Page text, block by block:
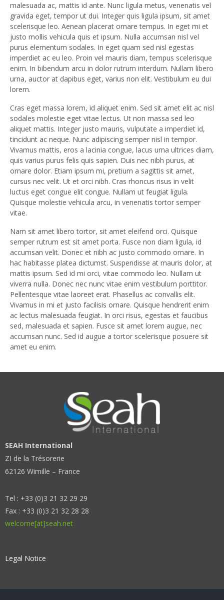
malesuada ac, mattis id ante. Nunc ligula metus, venenatis vel
gravida eget, tempor ut dui. Integer quis ligula ipsum, sit amet
scelerisque leo. Aenean placerat ornare tempus. In eget mi et
justo mollis vehicula quis et ipsum. Nulla accumsan nisl vel
purus elementum sodales. In eget quam sed nisl egestas
imperdiet ac eu leo. Proin vel mauris diam, tempus scelerisque
enim. In bibendum arcu in dolor rutrum interdum. Nullam libero
urna, auctor at dapibus eget, varius non elit. Vestibulum eu dui
lorem.
Cras eget massa lorem, id aliquet enim. Sed sit amet elit ac nisl
sodales molestie eget vitae lectus. Ut non massa sed leo
aliquet mattis. Integer justo mauris, vulputate a imperdiet id,
tincidunt ac neque. Nunc adipiscing semper nisl in tempor.
Vivamus mattis, eros a lacinia congue, lacus urna ultrices diam,
quis varius purus felis quis sapien. Duis nec nibh purus, at
ornare dolor. Etiam ipsum mi, pretium a sagittis sit amet,
cursus nec velit. Ut et orci nibh. Cras rhoncus risus in velit
luctus eget congue elit congue. Nullam ut feugiat ligula.
Quisque molestie vehicula arcu, in venenatis tortor semper
vitae.
Nam sit amet libero tortor, sit amet eleifend orci. Quisque
semper rutrum est sit amet porta. Fusce non diam ligula, id
accumsan velit. Donec et nibh ac justo commodo ornare. In
hac habitasse platea dictumst. Suspendisse at mauris dolor, at
mattis ipsum. Sed id mi orci, vitae commodo leo. Nullam ut
viverra nulla. Donec nec nunc vitae enim vestibulum porttitor.
Pellentesque vitae laoreet erat. Phasellus ac convallis elit.
Vivamus in mi et justo facilisis ornare. Quisque hendrerit enim
ac lectus malesuada feugiat. In orci risus, egestas et faucibus
sed, malesuada et sapien. Fusce sit amet lorem augue, nec
accumsan nunc. Sed id augue a tortor scelerisque posuere sit
amet eu enim.
SEAH International
ZI de la Trésorerie
62126 Wimille – France
Tel : +33 (0)3 21 32 29 29
Fax : +33 (0)3 21 32 28 28
welcome[at]seah.net
Legal Notice